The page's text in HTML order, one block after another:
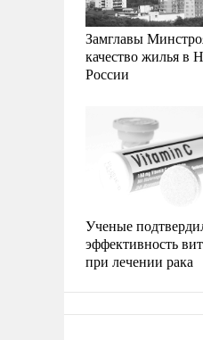
Замглавы
качество жилья в
России
Ученые
эффективность
при лечении рака